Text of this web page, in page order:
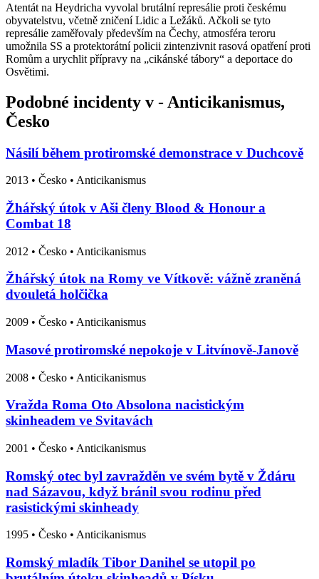
Atentát na Heydricha vyvolal brutální represálie proti českému
obyvatelstvu, včetně zničení Lidic a Ležáků. Ačkoli se tyto
represálie zaměřovaly především na Čechy, atmosféra teroru
umožnila SS a protektorátní policii zintenzivnit rasová opatření proti
Romům a urychlit přípravy na „cikánské tábory“ a deportace do
Osvětimi.
Podobné incidenty v - Anticikanismus,
Česko
Násilí během protiromské demonstrace v Duchcově
2013 • Česko • Anticikanismus
Žhářský útok v Aši členy Blood & Honour a
Combat 18
2012 • Česko • Anticikanismus
Žhářský útok na Romy ve Vítkově: vážně zraněná
dvouletá holčička
2009 • Česko • Anticikanismus
Masové protiromské nepokoje v Litvínově-Janově
2008 • Česko • Anticikanismus
Vražda Roma Oto Absolona nacistickým
skinheadem ve Svitavách
2001 • Česko • Anticikanismus
Romský otec byl zavražděn ve svém bytě v Ždáru
nad Sázavou, když bránil svou rodinu před
rasistickými skinheady
1995 • Česko • Anticikanismus
Romský mladík Tibor Danihel se utopil po